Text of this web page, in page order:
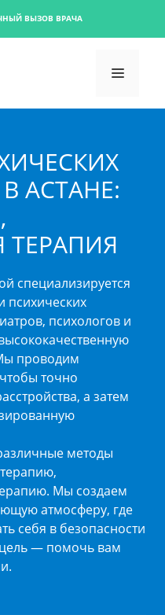
ВЫЗОВ ВРАЧА
АСТАНЕ:
ТЕРАПИЯ
специализируется
психических
психологов и
проводим
точно
а затем
методы
Мы создаем
атмосферу, где
себя в безопасности
— помочь вам